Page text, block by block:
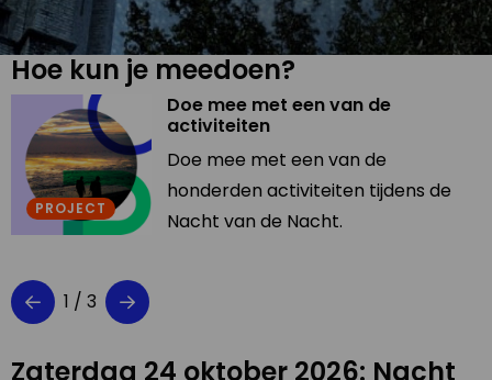
Hoe kun je meedoen?
PROJECT
Doe mee met een van de
activiteiten
Doe mee met een van de
honderden activiteiten tijdens de
Nacht van de Nacht.
more
about
Doe
mee
met
van
de
1 / 3
Zaterdag 24 oktober 2026: Nacht